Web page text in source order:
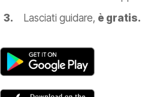
Lasciati guidare, è gratis.